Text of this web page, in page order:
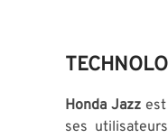
Honda Jazzest
ses